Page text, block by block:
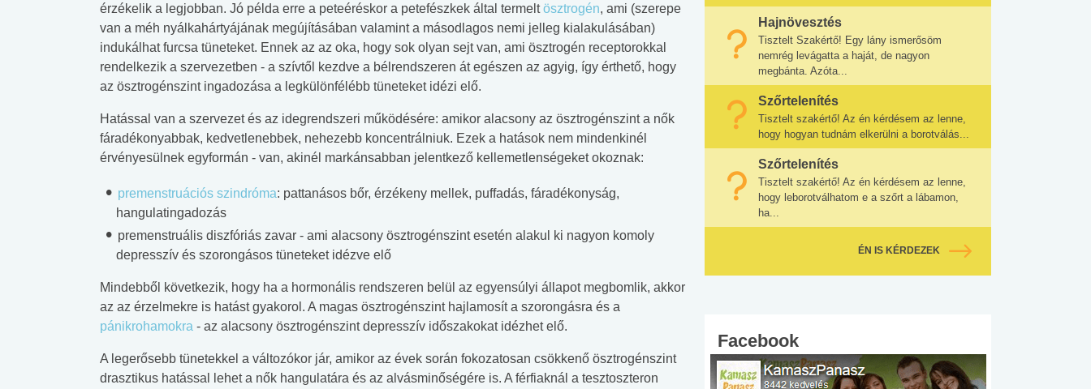
érzékelik a legjobban. Jó példa erre a peteéréskor a petefészkek által termeltösztrogén, ami (szerepe
van a méh nyálkahártyájának megújításában valamint a másodlagos nemi jelleg kialakulásában)
indukálhat furcsa tüneteket. Ennek az az oka, hogy sok olyan sejt van, ami ösztrogén receptorokkal
rendelkezik a szervezetben - a szívtől kezdve a bélrendszeren át egészen az agyig, így érthető, hogy
az ösztrogénszint ingadozása a legkülönfélébb tüneteket idézi elő.
Hatással van a szervezet és az idegrendszeri működésére: amikor alacsony az ösztrogénszint a nők
fáradékonyabbak, kedvetlenebbek, nehezebb koncentrálniuk. Ezek a hatások nem mindenkinél
érvényesülnek egyformán - van, akinél markánsabban jelentkező kellemetlenségeket okoznak:
premenstruációs szindróma: pattanásos bőr, érzékeny mellek, puffadás, fáradékonyság,
hangulatingadozás
premenstruális diszfóriás zavar - ami alacsony ösztrogénszint esetén alakul ki nagyon komoly
depresszív és szorongásos tüneteket idézve elő
Mindebből következik, hogy ha a hormonális rendszeren belül az egyensúlyi állapot megbomlik, akkor
az az érzelmekre is hatást gyakorol. A magas ösztrogénszint hajlamosít a szorongásra és a
pánikrohamokra - az alacsony ösztrogénszint depresszív időszakokat idézhet elő.
A legerősebb tünetekkel a változókor jár, amikor az évek során fokozatosan csökkenő ösztrogénszint
drasztikus hatással lehet a nők hangulatára és az alvásminőségére is. A férfiaknál a tesztoszteron
Hajnövesztés
Tisztelt Szakértő! Egy lány ismerősöm
nemrég levágatta a haját, de nagyon
megbánta. Azóta...
Szőrtelenítés
Tisztelt szakértő! Az én kérdésem az lenne,
hogy hogyan tudnám elkerülni a borotválás...
Szőrtelenítés
Tisztelt szakértő! Az én kérdésem az lenne,
hogy leborotválhatom e a szőrt a lábamon,
ha...
ÉN IS KÉRDEZEK
Facebook